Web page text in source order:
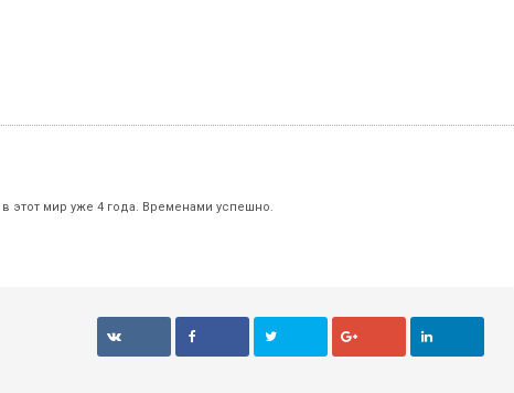
этот мир уже 4 года. Временами успешно.